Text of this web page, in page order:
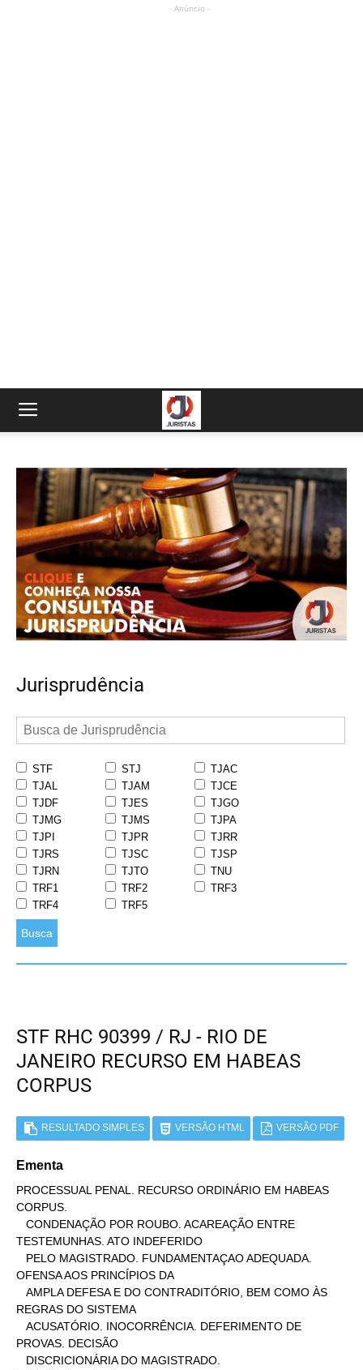
- Anúncio -
Jurisprudência
STF STJ
TJAC
TJAL
TJAM
TJCE
TJDF
TJES
TJGO
TJMG
TJMS
TJPA
TJPI
TJPR
TJRR
TJRS
TJSC
TJSP
TJRN
TJTO
TNU
TRF1
TRF2
TRF3
TRF4
TRF5
Busca
STF RHC 90399 / RJ - RIO DE
JANEIRO RECURSO EM HABEAS
CORPUS
RESULTADO SIMPLES VERSÃO HTML VERSÃO PDF
Ementa
PROCESSUAL PENAL. RECURSO ORDINÁRIO EM HABEAS
CORPUS.
TESTEMUNHAS. ATO INDEFERIDO
OFENSA AOS PRINCÍPIOS DA
REGRAS DO SISTEMA
PROVAS. DECISÃO